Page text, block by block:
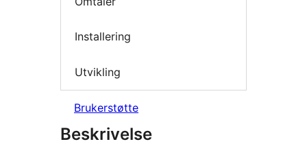
Installering
Utvikling
Brukerstøtte
Beskrivelse